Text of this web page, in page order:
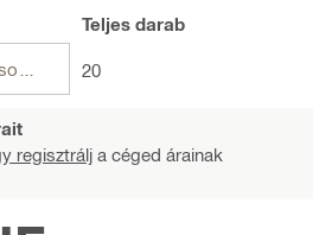
Teljesdarab
20
regisztrálj a céged árainak